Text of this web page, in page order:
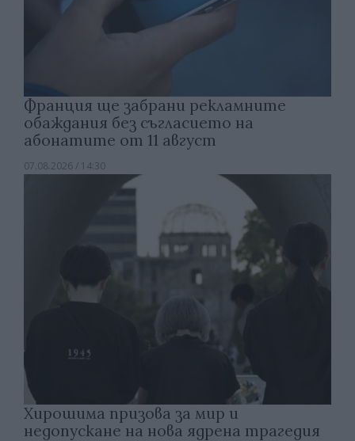
Франция ще забрани рекламните
обаждания без съгласието на
абонатите от 11 август
07.08.2026 / 14:30
Хирошима призова за мир и
недопускане на нова ядрена трагедия